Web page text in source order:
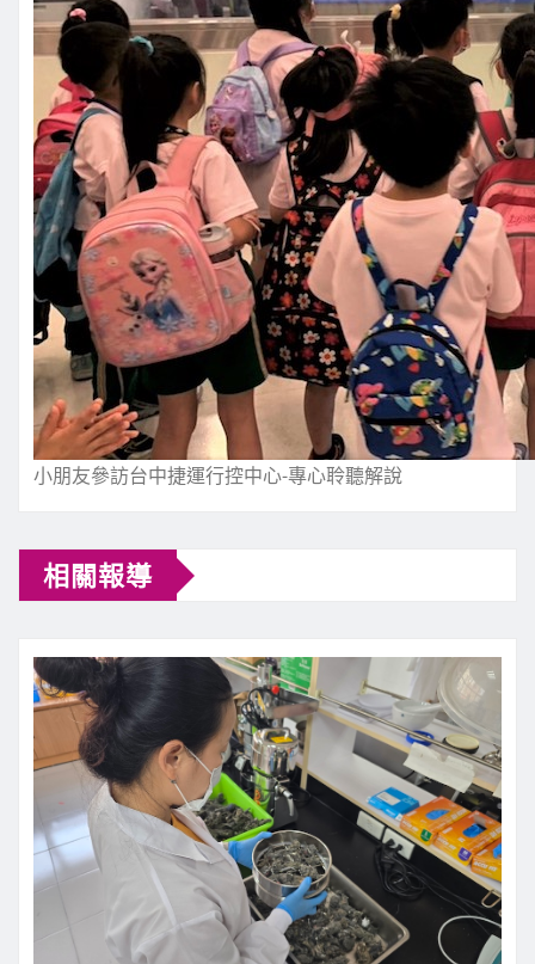
小朋友參訪台中捷運行控中心-專心聆聽解說
相關報導